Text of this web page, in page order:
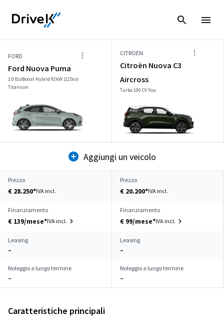
FORD
Ford Nuova Puma
1.0 EcoBoost Hybrid 92kW (125cv)
Titanium
CITROËN
Citroën Nuova C3
Aircross
Turbo 100 CV You
Aggiungi un veicolo
Prezzo
€ 28.250*IVA incl.
Prezzo
€ 20.200*IVA incl.
Finanziamento
€ 139/mese*IVA incl.
Finanziamento
€ 99/mese*IVA incl.
Leasing
–
Leasing
–
Noleggio a lungo termine
–
Noleggio a lungo termine
–
Caratteristiche principali